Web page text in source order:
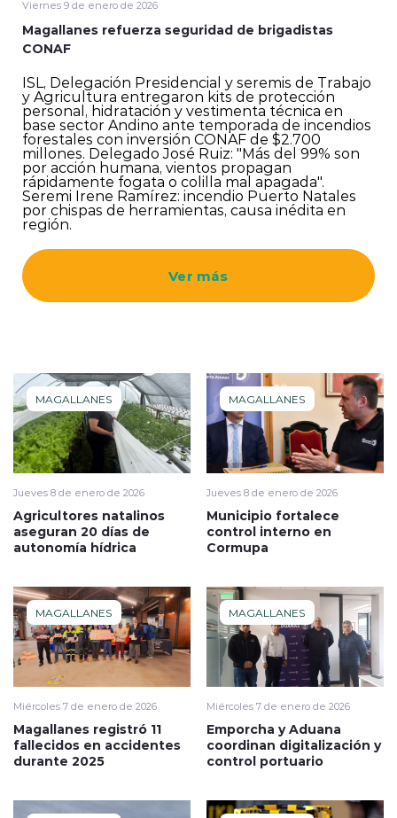
Viernes 9 de enero de 2026
Magallanes refuerza seguridad de brigadistas
CONAF
ISL, Delegación Presidencial y seremis de Trabajo
y Agricultura entregaron kits de protección
personal, hidratación y vestimenta técnica en
base sector Andino ante temporada de incendios
forestales con inversión CONAF de $2.700
millones. Delegado José Ruiz: "Más del 99% son
por acción humana, vientos propagan
rápidamente fogata o colilla mal apagada".
Seremi Irene Ramírez: incendio Puerto Natales
por chispas de herramientas, causa inédita en
región.
Ver más
MAGALLANES
Jueves 8 de enero de 2026
Agricultores natalinos
aseguran 20 días de
autonomía hídrica
MAGALLANES
Jueves 8 de enero de 2026
Municipio fortalece
control interno en
Cormupa
MAGALLANES
Miércoles 7 de enero de 2026
Magallanes registró 11
fallecidos en accidentes
durante 2025
MAGALLANES
Miércoles 7 de enero de 2026
Emporcha y Aduana
coordinan digitalización y
control portuario